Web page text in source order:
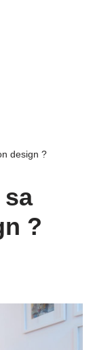
design ?
?